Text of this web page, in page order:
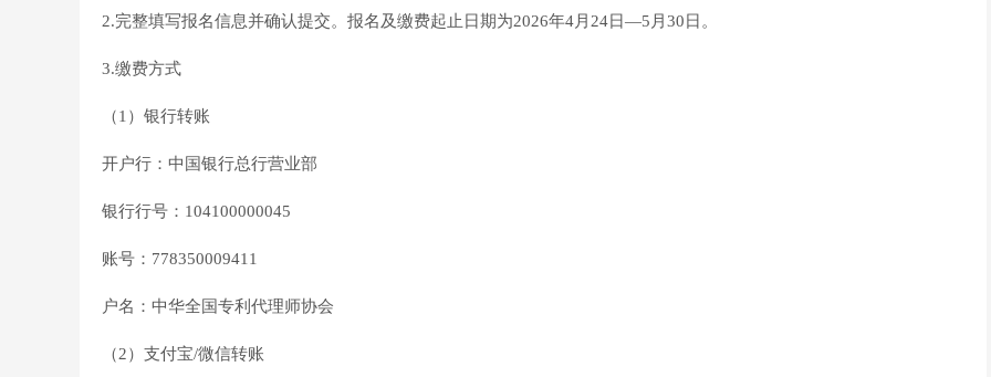
2.完整填写报名信息并确认提交。报名及缴费起止日期为2026年4月24日—5月30日。
3.缴费方式
（1）银行转账
开户行：中国银行总行营业部
银行行号：104100000045
账号：778350009411
户名：中华全国专利代理师协会
（2）支付宝/微信转账